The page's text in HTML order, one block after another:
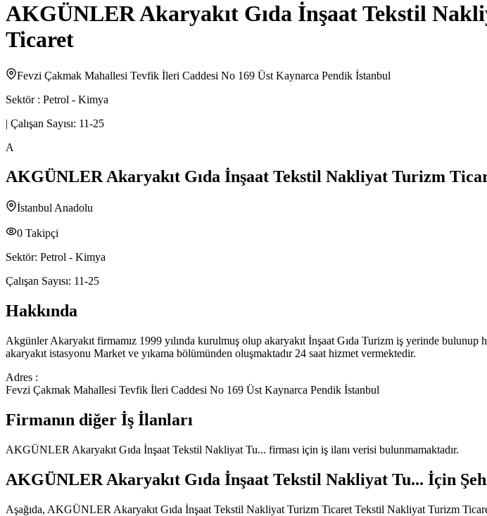
AKGÜNLER Akaryakıt Gıda İnşaat Tekstil
Ticaret
Fevzi Çakmak Mahallesi Tevfik İleri Caddesi No 169 Üst Kaynarca Pendik İstanbul
Sektör : Petrol - Kimya
| Çalışan Sayısı: 11-25
A
AKGÜNLER Akaryakıt Gıda İnşaat Tekstil Nakliyat Turizm
İstanbul Anadolu
0 Takipçi
Sektör: Petrol - Kimya
Çalışan Sayısı: 11-25
Hakkında
Akgünler Akaryakıt firmamız 1999 yılında kurulmuş olup akaryakıt İnşaat Gıda Turizm iş yerinde
akaryakıt istasyonu Market ve yıkama bölümünden oluşmaktadır 24 saat hizmet vermektedir.
Adres :
Fevzi Çakmak Mahallesi Tevfik İleri Caddesi No 169 Üst Kaynarca Pendik İstanbul
Firmanın diğer İş İlanları
AKGÜNLER Akaryakıt Gıda İnşaat Tekstil Nakliyat Tu... firması için iş ilanı verisi bulunmamaktadır.
AKGÜNLER Akaryakıt Gıda İnşaat Tekstil Nakliyat Tu... İçin
Aşağıda, AKGÜNLER Akaryakıt Gıda İnşaat Tekstil Nakliyat Turizm Ticaret Tekstil Nakliyat Turizm